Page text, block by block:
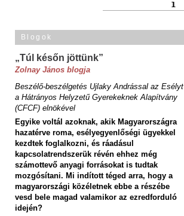
1
Blogok
„Túl későn jöttünk”
Zolnay János blogja
Beszélő-beszélgetés Ujlaky Andrással az Esélyt
a Hátrányos Helyzetű Gyerekeknek Alapítvány
(CFCF) elnökével
Egyike voltál azoknak, akik Magyarországra
hazatérve roma, esélyegyenlőségi ügyekkel
kezdtek foglalkozni, és ráadásul
kapcsolatrendszerük révén ehhez még
számottevő anyagi forrásokat is tudtak
mozgósítani. Mi indított téged arra, hogy a
magyarországi közéletnek ebbe a részébe
vesd bele magad valamikor az ezredforduló
idején?